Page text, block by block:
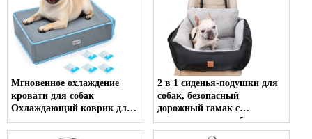
индивидуальным принтом,
моющийся коврик для
домашних животных
Мгновенное охлаждение
кровати для собак
Охлаждающий коврик для
домашних животных
Охлаждающий коврик для
2 в 1 сиденья-подушки для
собак, безопасный
дорожный гамак с
карманами для собак, чехол
на переднее сиденье